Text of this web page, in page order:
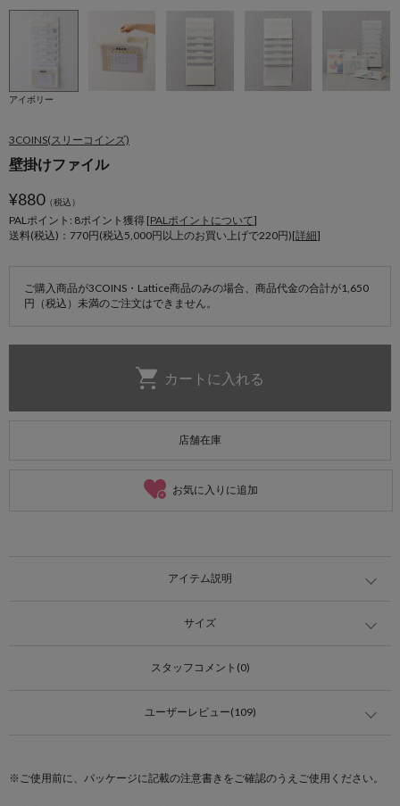
アイボリー
3COINS(スリーコインズ)
壁掛けファイル
¥880（税込）
PALポイント: 8ポイント獲得 [PALポイントについて]
送料(税込)：770円(税込5,000円以上のお買い上げで220円)[詳細]
ご購入商品が3COINS・Lattice商品のみの場合、商品代金の合計が1,650
円（税込）未満のご注文はできません。
店舗在庫
お気に入りに追加
アイテム説明
サイズ
スタッフコメント(0)
ユーザーレビュー(109)
※ご使用前に、パッケージに記載の注意書きをご確認のうえご使用ください。